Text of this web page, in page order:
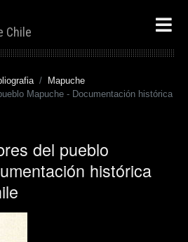
Chile
Mapuche
Mapuche - Documentación histórica
del pueblo
histórica